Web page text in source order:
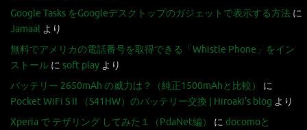
Google Tasks をGoogleデスクトップのガジェットで表示する方法 に
Jamaal より
無料でアメリカの電話番号を取得できる「Whistle Phone」をイン
ストール に soft play より
バッテリー 2650mAh の威力は？（純正1500mAhと比較）
に
Pocket WiFi S II （S41HW）のバッテリー交換 | Hiroaki's blog より
Xperia で テザリング してみた１（PdaNet編）
に docomoと